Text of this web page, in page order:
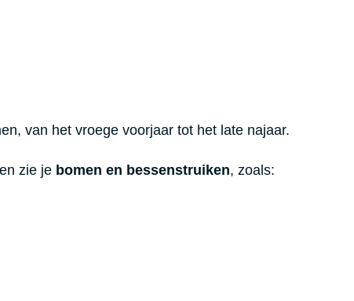
van het vroege voorjaar tot het late najaar.
zie je bomen en bessenstruiken, zoals: